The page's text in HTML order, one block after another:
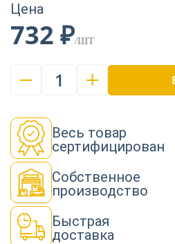
Инструменты
Продукция из
дерева
Строительство
Цена
732 ₽/ШТ
1
Весь товар
сертифицирован
Собственное
производство
Быстрая
доставка